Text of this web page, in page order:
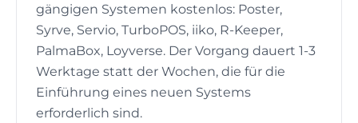
gängigen Systemen kostenlos: Poster,
Syrve, Servio, TurboPOS, iiko, R-Keeper,
PalmaBox, Loyverse. Der Vorgang dauert 1-3
Werktage statt der Wochen, die für die
Einführung eines neuen Systems
erforderlich sind.